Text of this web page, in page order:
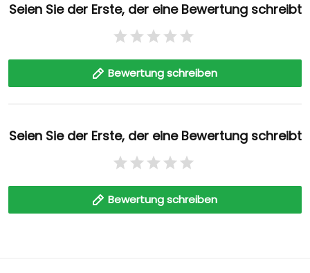
Seien Sie der Erste, der eine Bewertung schreibt
Bewertung schreiben
Seien Sie der Erste, der eine Bewertung schreibt
Bewertung schreiben